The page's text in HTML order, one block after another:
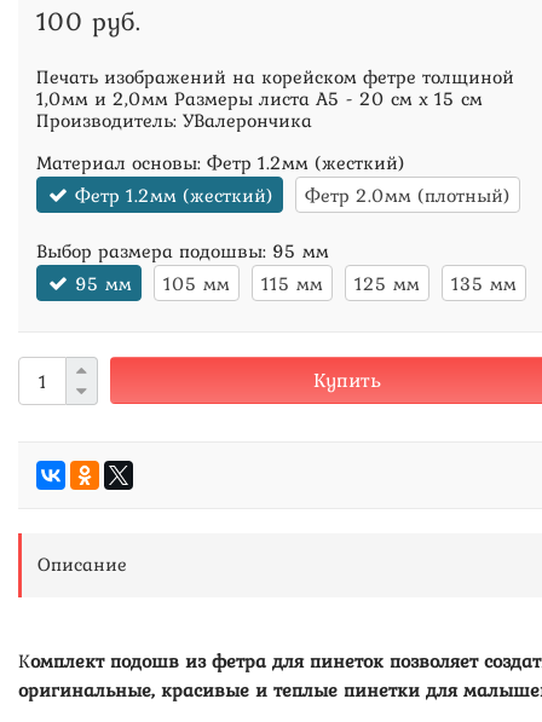
100 руб.
Печать изображений на корейском фетре толщиной
1,0мм и 2,0мм Размеры листа А5 - 20 см х 15 см
Производитель: УВалерончика
Материал основы: Фетр 1.2мм (жесткий)
Фетр 1.2мм (жесткий)
Фетр 2.0мм (плотный)
Выбор размера подошвы: 95 мм
95 мм
105 мм 115 мм 125 мм 135 мм
Купить
Описание
Комплект подошв из фетра для пинеток позволяет
оригинальные, красивые и теплые пинетки для